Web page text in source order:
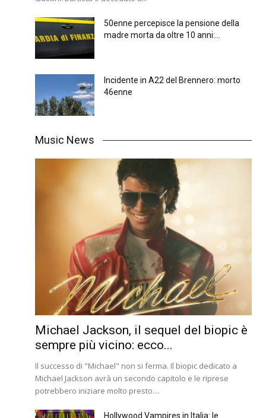
50enne percepisce la pensione della
madre morta da oltre 10 anni:...
Incidente in A22 del Brennero: morto
46enne
Music News
Michael Jackson, il sequel del biopic è
sempre più vicino: ecco...
Il successo di "Michael" non si ferma. Il biopic dedicato a
Michael Jackson avrà un secondo capitolo e le riprese
potrebbero iniziare molto presto....
Hollywood Vampires in Italia: le